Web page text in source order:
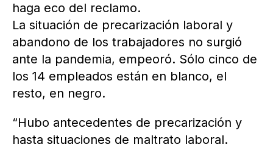
haga eco del reclamo.
La situación de precarización laboral y
abandono de los trabajadores no surgió
ante la pandemia, empeoró. Sólo cinco de
los 14 empleados están en blanco, el
resto, en negro.
“Hubo antecedentes de precarización y
hasta situaciones de maltrato laboral.